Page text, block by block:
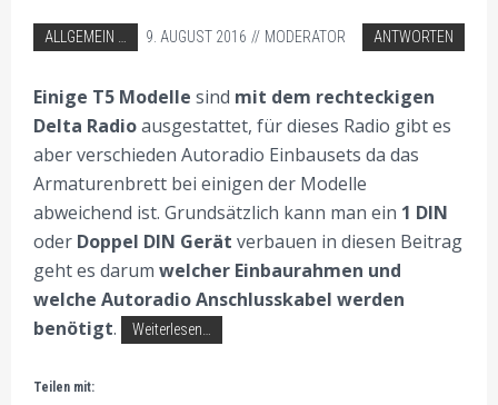
ABGELEGT IN:
ALLGEMEIN
VW AUTORADIO EINBAU TIPPS
9. AUGUST 2016 MODERATOR ANTWORTEN
Einige T5 Modelle sind mit dem rechteckigen
Delta Radioausgestattet, für dieses Radio gibt es
aber verschieden Autoradio Einbausets da das
Armaturenbrett bei einigen der Modelle
abweichend ist. Grundsätzlich kann man ein 1 DIN
oder Doppel DIN Gerät verbauen in diesen Beitrag
geht es darum welcher Einbaurahmen und
welche Autoradio Anschlusskabel werden
benötigt. Weiterlesen…
Teilen mit: